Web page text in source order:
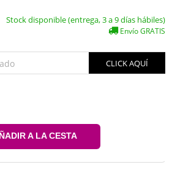
Stock disponible (entrega, 3 a 9 días hábiles)
Envío GRATIS
CLICK AQUÍ
A LA CESTA